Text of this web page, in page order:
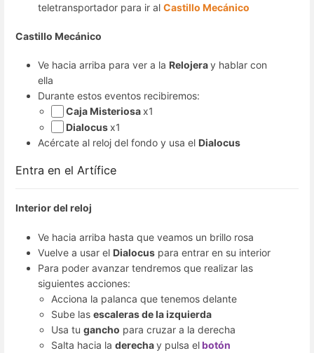
teletransportador para ir al Castillo Mecánico
Castillo Mecánico
Ve hacia arriba para ver a la Relojeray hablar con
ella
Durante estos eventos recibiremos:
Caja Misteriosax1
Dialocusx1
Acércate al reloj del fondo y usa el Dialocus
Entra en el Artífice
Interior del reloj
Ve hacia arriba hasta que veamos un brillo rosa
Vuelve a usar el Dialocus para entrar en su interior
Para poder avanzar tendremos que realizar las
siguientes acciones:
Acciona la palanca que tenemos delante
Sube lasescaleras de la izquierda
Usa tugancho para cruzar a la derecha
Salta hacia laderechay pulsa elbotón